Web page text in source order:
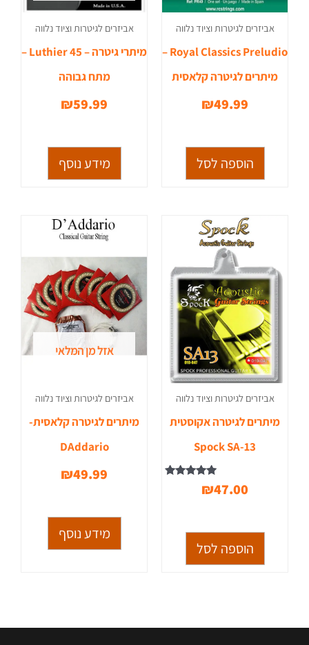
אביזרים לגיטרות וציוד נלווה
Royal Classics Preludio –
מיתרים לגיטרה קלאסית
₪49.99
הוספה לסל
אביזרים לגיטרות וציוד נלווה
מיתרי גיטרה – Luthier 45 –
מתח גבוהה
₪59.99
מידע נוסף
אביזרים לגיטרות וציוד נלווה
מיתרים לגיטרה אקוסטית
Spock SA-13
₪47.00
הוספה לסל
אזל מן המלאי
אביזרים לגיטרות וציוד נלווה
מיתרים לגיטרה קלאסית-
DAddario
₪49.99
מידע נוסף